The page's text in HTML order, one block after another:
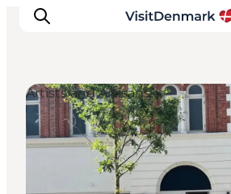
Inspirations
Destinations
Quoi faire
Artists and Artisans